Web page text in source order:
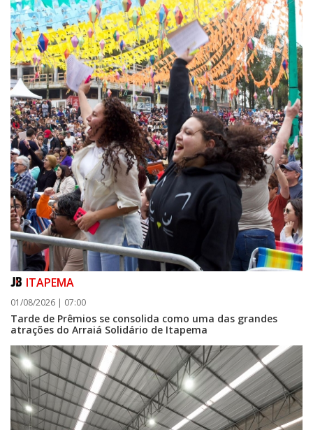
06/08/2026 | 07:00
Inscrições para a exploração da gastronomia do 14º Acampamento
Farroupilha estão abertas
CAMBORIÚ
06/08/2026 | 07:00
Camboriú: exposição de arte transforma o Paço Municipal em um espaço
de cultura
ITAPEMA
01/08/2026 | 07:00
Tarde de Prêmios se consolida como uma das grandes
atrações do Arraiá Solidário de Itapema